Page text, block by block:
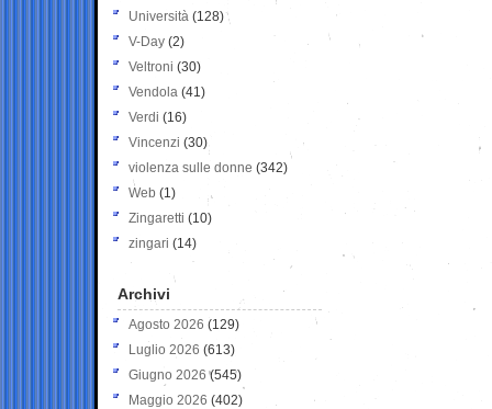
Università (128)
V-Day (2)
Veltroni (30)
Vendola (41)
Verdi (16)
Vincenzi (30)
violenza sulle donne (342)
Web (1)
Zingaretti (10)
zingari (14)
Archivi
Agosto 2026 (129)
Luglio 2026 (613)
Giugno 2026 (545)
Maggio 2026 (402)